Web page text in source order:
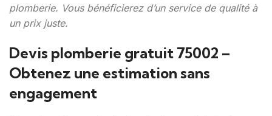
plomberie. Vous bénéficierez d’un service de qualité à
un prix juste.
Devis plomberie gratuit 75002 –
Obtenez une estimation sans
engagement